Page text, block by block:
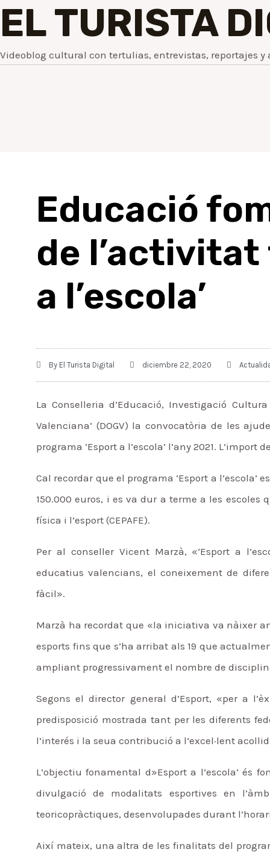
EL TURISTA
Videoblog cultural con tertulias, entrevistas, reportajes y
Educació
de l’activitat
a l’escola’
By El Turista Digital diciembre 22, 2020
La Conselleria d’Educació, Investigació
Valenciana’ (DOGV) la convocatòria de les
programa ‘Esport a l’escola’ l’any 2021.
Cal recordar que el programa ‘Esport a l’escola’
150.000 euros, i es va dur a terme a les
física i l’esport (CEPAFE).
Per al conseller Vicent Marzà, «‘Esport a
educatius valencians, el coneixement de
fàcil».
Marzà ha recordat que «la iniciativa va nàixer
esports fins que s’ha arribat als 19 que
ampliant progressivament el nombre de
Segons el director general d’Esport, «per a
predisposició mostrada tant per les diferents
l’interés i la seua contribució a l’excel·lent
L’objectiu fonamental d»Esport a l’escola’
divulgació de modalitats esportives en
teoricopràctiques, desenvolupades durant
Així mateix, una altra de les finalitats del